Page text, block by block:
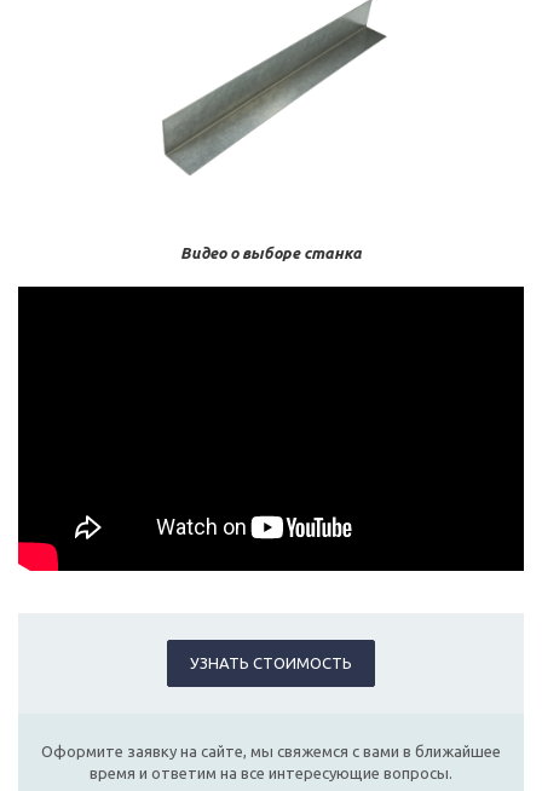
Видео о выборе станка
УЗНАТЬ СТОИМОСТЬ
Оформите заявку на сайте, мы свяжемся с вами в ближайшее
время и ответим на все интересующие вопросы.